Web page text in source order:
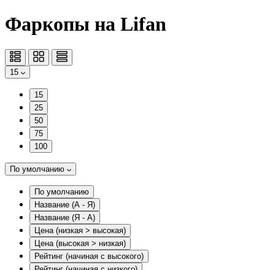
Фаркопы на Lifan
15
15
25
50
75
100
По умолчанию
По умолчанию
Название (А - Я)
Название (Я - А)
Цена (низкая > высокая)
Цена (высокая > низкая)
Рейтинг (начиная с высокого)